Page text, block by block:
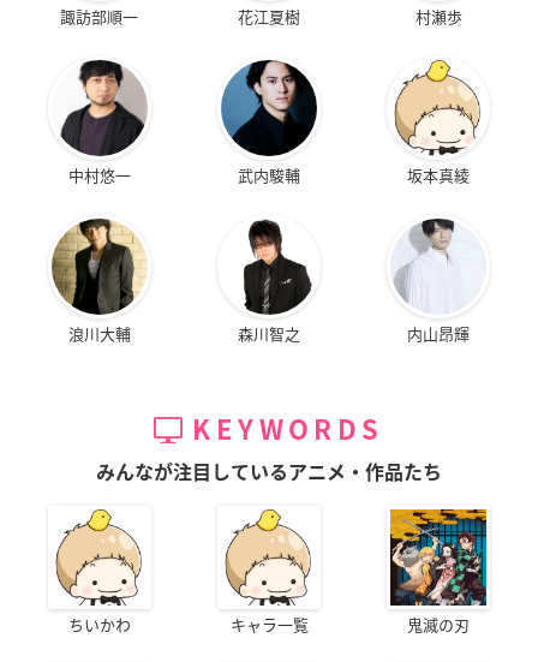
諏訪部順一 花江夏樹 村瀬歩
中村悠一 武内駿輔 坂本真綾
浪川大輔 森川智之 内山昂輝
KEYWORDS
みんなが注目しているアニメ・作品たち
ちいかわ キャラ一覧 鬼滅の刃